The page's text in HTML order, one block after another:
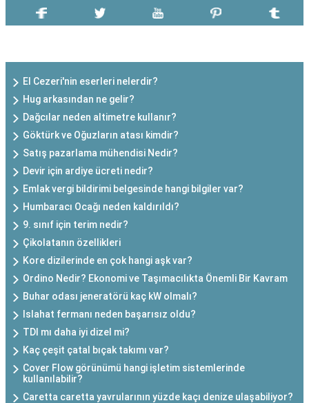
El Cezeri'nin eserleri nelerdir?
Hug arkasından ne gelir?
Dağcılar neden altimetre kullanır?
Göktürk ve Oğuzların atası kimdir?
Satış pazarlama mühendisi Nedir?
Devir için ardiye ücreti nedir?
Emlak vergi bildirimi belgesinde hangi bilgiler var?
Humbaracı Ocağı neden kaldırıldı?
9. sınıf için terim nedir?
Çikolatanın özellikleri
Kore dizilerinde en çok hangi aşk var?
Ordino Nedir? Ekonomi ve Taşımacılıkta Önemli Bir Kavram
Buhar odası jeneratörü kaç kW olmalı?
Islahat fermanı neden başarısız oldu?
TDI mı daha iyi dizel mi?
Kaç çeşit çatal bıçak takımı var?
Cover Flow görünümü hangi işletim sistemlerinde
kullanılabilir?
Caretta caretta yavrularının yüzde kaçı denize ulaşabiliyor?